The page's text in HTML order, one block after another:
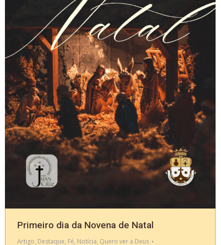
Primeiro dia da Novena de Natal
Artigo, Destaque, Fé, Notícia, Quero ver a Deus